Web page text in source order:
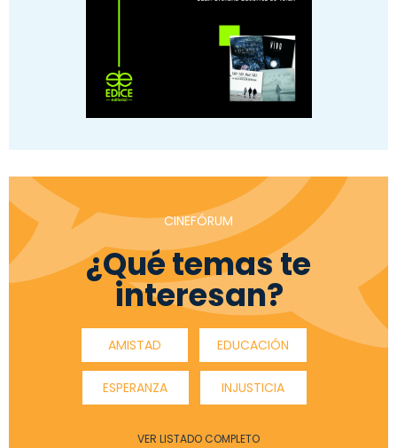
CINEFÓRUM
¿Qué temas te
interesan?
AMISTAD EDUCACIÓN
ESPERANZA INJUSTICIA
VER LISTADO COMPLETO